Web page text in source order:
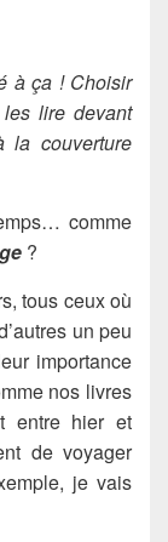
à ça ! Choisir
lire devant
la couverture
comme
?
tous ceux où
un peu
importance
nos livres
entre hier et
de voyager
je vais